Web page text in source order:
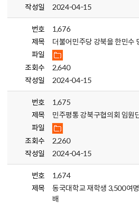
작성일
2024-04-15
번호
1,676
제목
더불어민주당 강북을 한민수
파일
조회수
2,640
작성일
2024-04-15
번호
1,675
제목
민주평통 강북구협의회 임원
파일
조회수
2,260
작성일
2024-04-15
번호
1,674
제목
동국대학교 재학생 3,500여
배